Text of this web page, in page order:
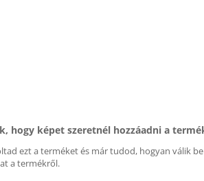
hogy képet szeretnél hozzáadni a
ezt a terméket és már tudod, hogyan válik
a termékről.